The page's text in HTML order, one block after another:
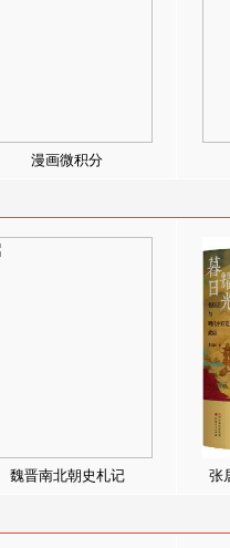
漫画微积分
魏晋南北朝史札记 张